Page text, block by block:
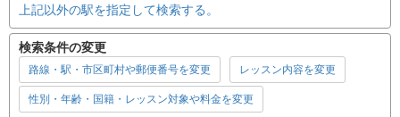
上記以外の駅を指定して検索する。
検索条件の変更
路線・駅・市区町村や郵便番号を変更 レッスン内容を変更
性別・年齢・国籍・レッスン対象や料金を変更